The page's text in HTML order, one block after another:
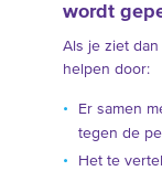
wordt
Als je ziet
helpen door:
Er samen
tegen de
Het te